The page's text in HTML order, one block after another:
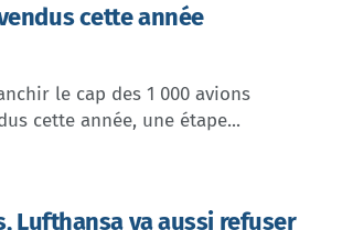
cette année
le cap des 1 000 avions
cette année, une étape...
Lufthansa va aussi refuser